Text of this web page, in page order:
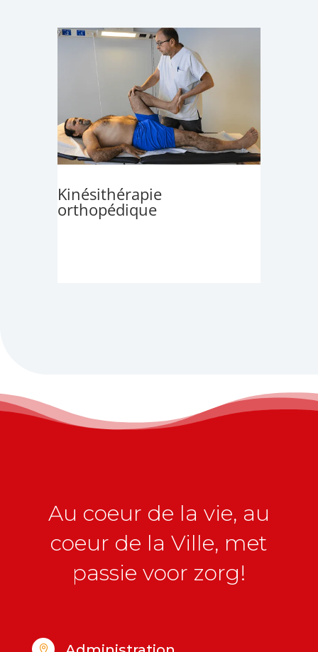
Kinésithérapie
orthopédique
Au coeur de la vie, au
coeur de la Ville, met
passie voor zorg!
